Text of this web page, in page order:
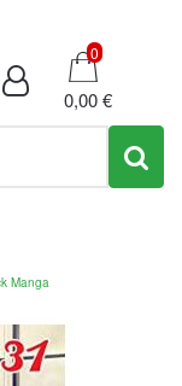
Καλάθι
0
0,00 €
Manga